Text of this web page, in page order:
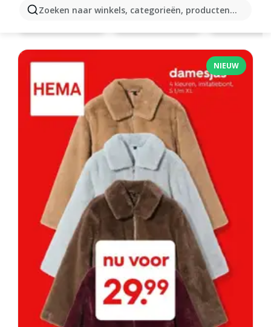
Zoeken naar winkels, categorieën, producten...
Action
NIEUW